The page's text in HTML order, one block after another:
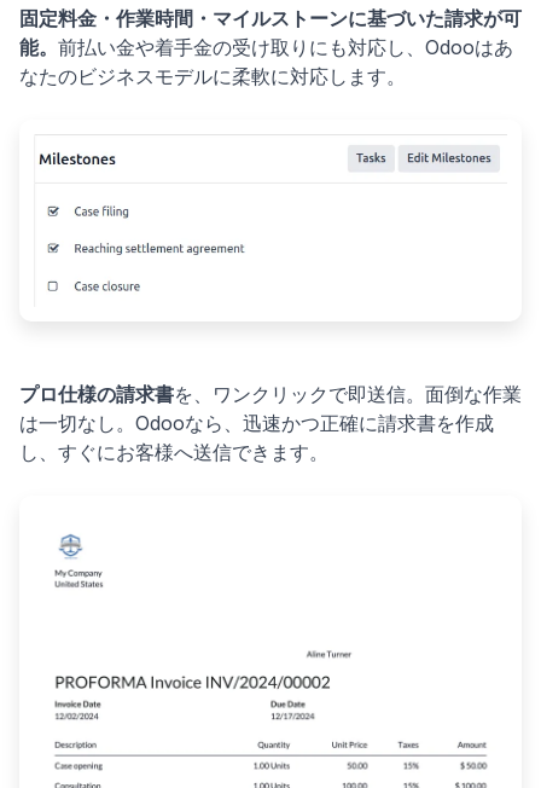
固定料金・作業時間・マイルストーンに基づいた請求が可
能。 前払い金や着手金の受け取りにも対応し、Odooはあ
なたのビジネスモデルに柔軟に対応します。
プロ仕様の請求書を、ワンクリックで即送信。面倒な作業
は一切なし。Odooなら、迅速かつ正確に請求書を作成
し、すぐにお客様へ送信できます。